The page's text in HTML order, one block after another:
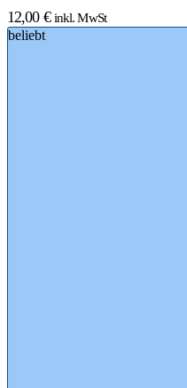
12,00 € inkl. MwSt
beliebt